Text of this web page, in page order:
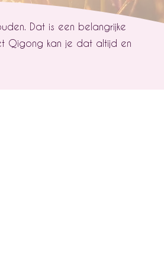
Dat is een belangrijke
Qigong kan je dat altijd en